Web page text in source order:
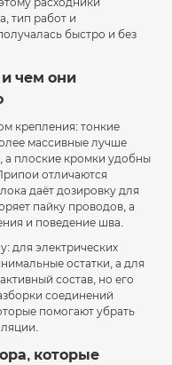
расходники
тип работ и
быстро и без
чем они
крепления: тонкие
массивные лучше
а плоские кромки удобны
отличаются
даёт дозировку для
пайку проводов, а
и поведение шва.
для электрических
остатки, а для
состав, но его
соединений
помогают убрать
которые